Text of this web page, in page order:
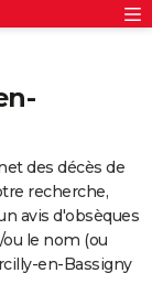
des décès de
recherche,
avis d'obsèques
le nom (ou
en-Bassigny